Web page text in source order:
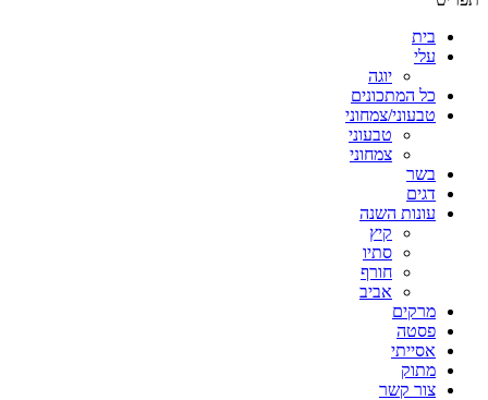
בית
עלי
יוגה
כל המתכונים
טבעוני/צמחוני
טבעוני
צמחוני
בשר
דגים
עונות השנה
קיץ
סתיו
חורף
אביב
מרקים
פסטה
אסייתי
מתוק
צור קשר